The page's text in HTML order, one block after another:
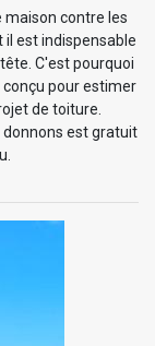
contre les
il est indispensable
C'est pourquoi
pour estimer
de toiture.
donnons est gratuit